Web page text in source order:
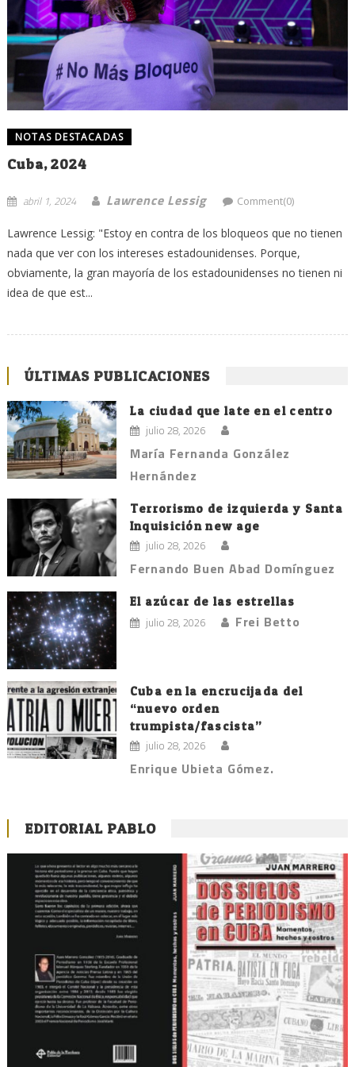
NOTAS DESTACADAS
Cuba, 2024
abril 1, 2024 Lawrence Lessig Comment(0)
Lawrence Lessig: "Estoy en contra de los bloqueos que no tienen
nada que ver con los intereses estadounidenses. Porque,
obviamente, la gran mayoría de los estadounidenses no tienen ni
idea de que est...
ÚLTIMAS PUBLICACIONES
La ciudad que late en el centro
julio 28, 2026
María Fernanda González
Hernández
Terrorismo de izquierda y Santa
Inquisición new age
julio 28, 2026
Fernando Buen Abad Domínguez
El azúcar de las estrellas
julio 28, 2026 Frei Betto
Cuba en la encrucijada del
“nuevo orden
trumpista/fascista”
julio 28, 2026
Enrique Ubieta Gómez.
EDITORIAL PABLO